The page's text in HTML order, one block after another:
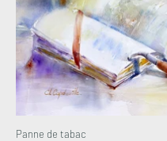
Panne de tabac